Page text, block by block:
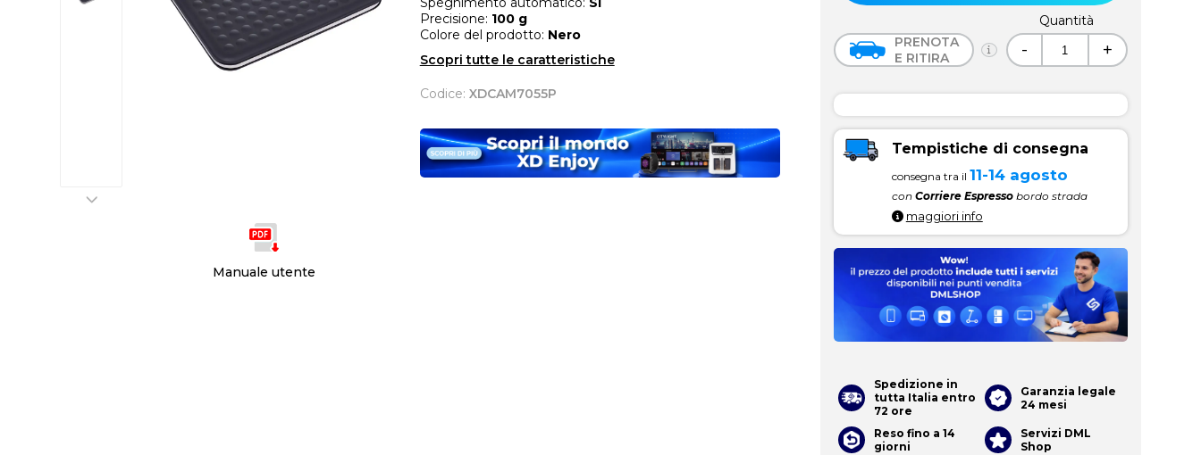
Manuale utente
Precisione: 100 g
Colore del prodotto: Nero
Scopri tutte le caratteristiche
Codice: XDCAM7055P
PRENOTA
E RITIRA
Quantità
- +
Tempistiche di consegna
consegna tra il 11-14 agosto
con Corriere Espressobordo strada
maggiori info
Spedizione in
tutta Italia entro
72 ore
Garanzia legale
24 mesi
Reso fino a 14
giorni
Servizi DML
Shop